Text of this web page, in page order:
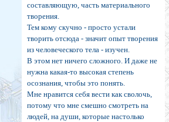
составляющую, часть материального
творения.
Тем кому скучно - просто устали
творить отсюда - значит опыт творения
из человеческого тела - изучен.
В этом нет ничего сложного. И даже не
нужна какая-то высокая степень
осознания, чтобы это понять.
Мне нравится себя вести как сволочь,
потому что мне смешно смотреть на
людей, на души, которые настолько